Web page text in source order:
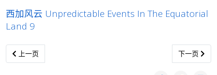
西加风云 Unpredictable Events In The Equatorial
Land 9
上一篇文章: 西加风云 Unpredictable Events In The Equatorial
上一页 下一篇文章:
下一页